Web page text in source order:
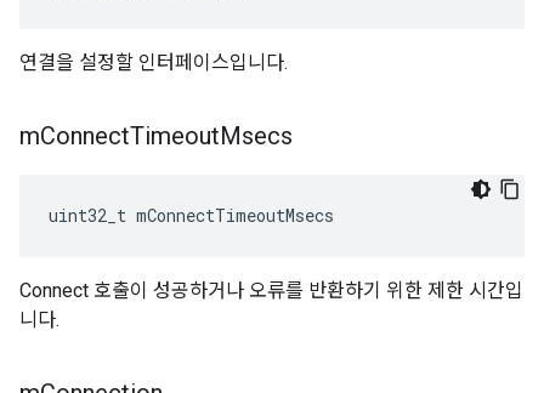
연결을 설정할 인터페이스입니다.
mConnectTimeoutMsecs
uint32_t mConnectTimeoutMsecs
Connect 호출이 성공하거나 오류를 반환하기 위한 제한 시간입
니다.